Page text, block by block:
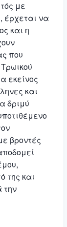
με
, έρχεται να
και η
που
εκείνος
και
δριμύ
βροντές
της και
την